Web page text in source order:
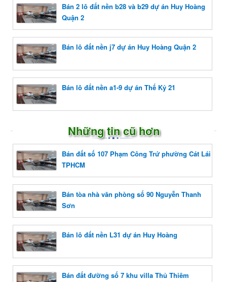
Bán 2 lô đất nền b28 và b29 dự án Huy Hoàng
Quận 2
Bán lô đất nền j7 dự án Huy Hoàng Quận 2
Bán lô đất nền a1-9 dự án Thế Kỷ 21
Những tin cũ hơn
Bán đất số 107 Phạm Công Trứ phường Cát Lái
TPHCM
Bán tòa nhà văn phòng số 90 Nguyễn Thanh
Sơn
Bán lô đất nền L31 dự án Huy Hoàng
Bán đất đường số 7 khu villa Thủ Thiêm